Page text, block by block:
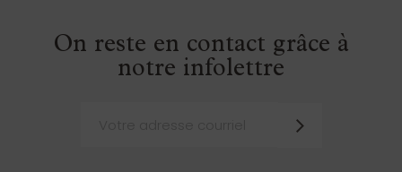
On reste en contact grâce à
notre infolettre